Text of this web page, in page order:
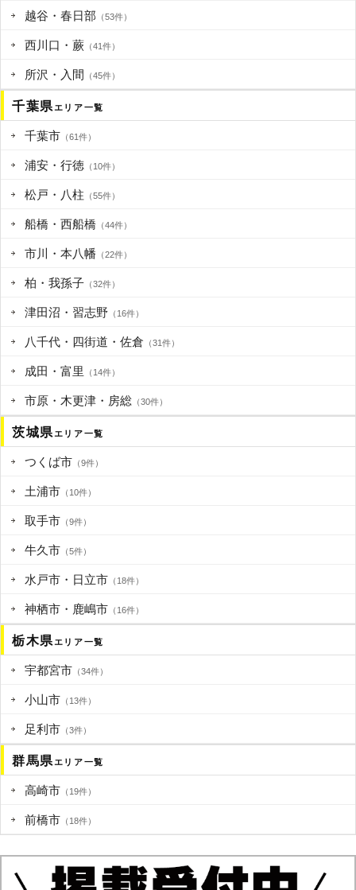
越谷・春日部 （53件）
西川口・蕨 （41件）
所沢・入間 （45件）
千葉県 エリア一覧
千葉市 （61件）
浦安・行徳 （10件）
松戸・八柱 （55件）
船橋・西船橋 （44件）
市川・本八幡 （22件）
柏・我孫子 （32件）
津田沼・習志野 （16件）
八千代・四街道・佐倉 （31件）
成田・富里 （14件）
市原・木更津・房総 （30件）
茨城県 エリア一覧
つくば市 （9件）
土浦市 （10件）
取手市 （9件）
牛久市 （5件）
水戸市・日立市 （18件）
神栖市・鹿嶋市 （16件）
栃木県 エリア一覧
宇都宮市 （34件）
小山市 （13件）
足利市 （3件）
群馬県 エリア一覧
高崎市 （19件）
前橋市 （18件）